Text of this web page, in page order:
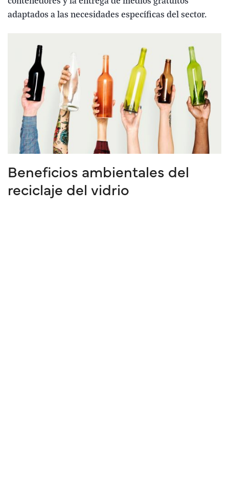
adaptados a las necesidades específicas del sector.
Beneficios ambientales del
reciclaje del vidrio